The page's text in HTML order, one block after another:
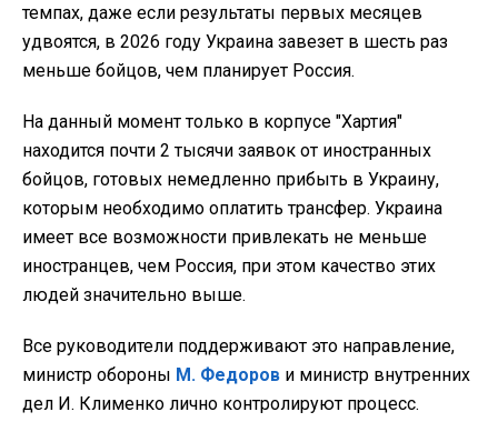
темпах, даже если результаты первых месяцев
удвоятся, в 2026 году Украина завезет в шесть раз
меньше бойцов, чем планирует Россия.
На данный момент только в корпусе "Хартия"
находится почти 2 тысячи заявок от иностранных
бойцов, готовых немедленно прибыть в Украину,
которым необходимо оплатить трансфер. Украина
имеет все возможности привлекать не меньше
иностранцев, чем Россия, при этом качество этих
людей значительно выше.
Все руководители поддерживают это направление,
министр обороны М. Федоров и министр внутренних
дел И. Клименко лично контролируют процесс.